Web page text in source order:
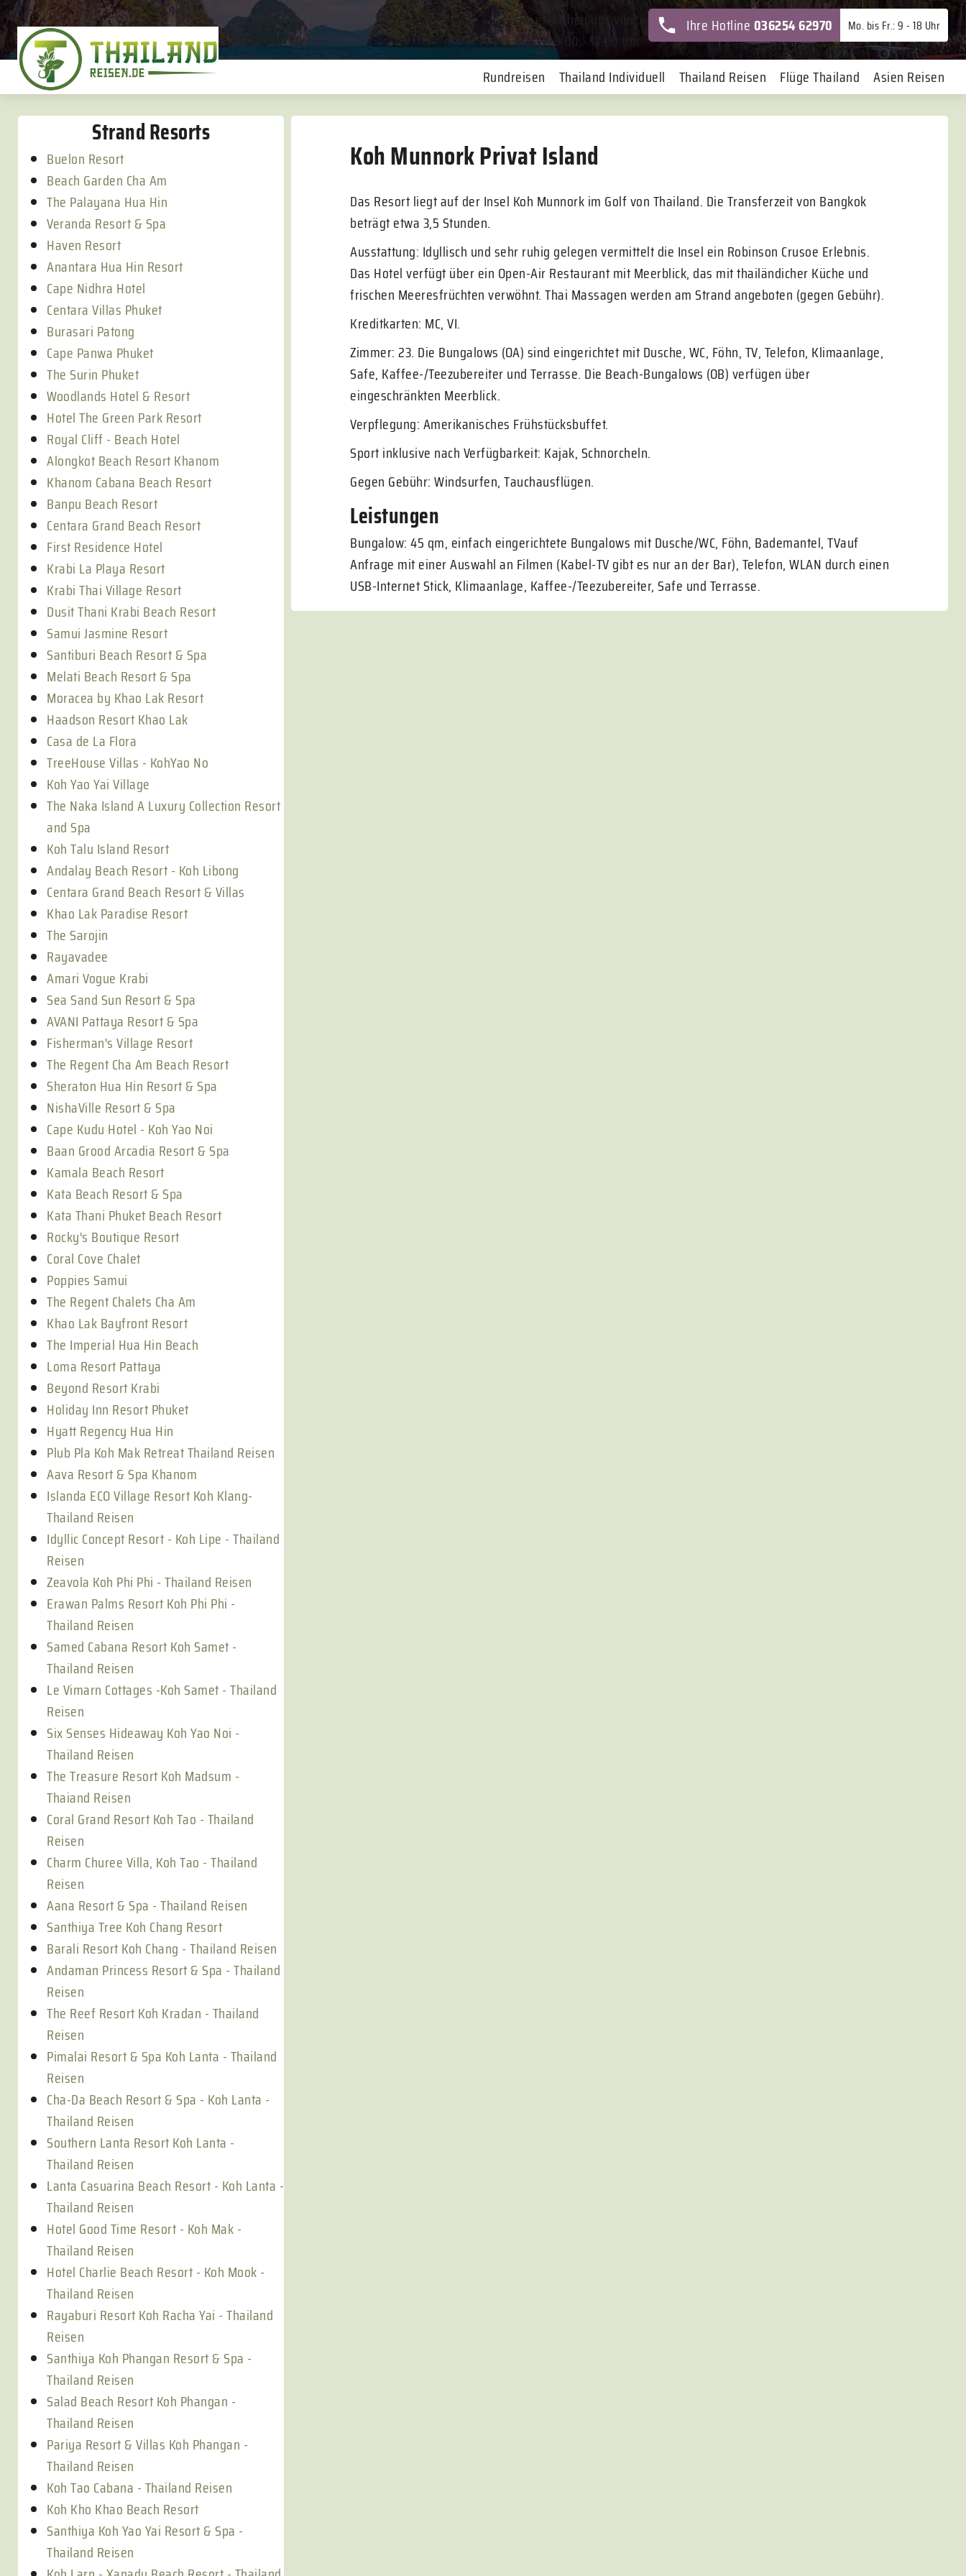
Sie erreichen uns von
Mo-Fr. 9:00 - 17:00 Uhr
Ihre Hotline036254 62970 Mo. bis Fr.: 9 - 18 Uhr
Rundreisen Thailand Individuell Thailand Reisen Flüge Thailand Asien Reisen
Strand Resorts
Buelon Resort
Beach Garden Cha Am
The Palayana Hua Hin
Veranda Resort & Spa
Haven Resort
Anantara Hua Hin Resort
Cape Nidhra Hotel
Centara Villas Phuket
Burasari Patong
Cape Panwa Phuket
The Surin Phuket
Woodlands Hotel & Resort
Hotel The Green Park Resort
Royal Cliff - Beach Hotel
Alongkot Beach Resort Khanom
Khanom Cabana Beach Resort
Banpu Beach Resort
Centara Grand Beach Resort
First Residence Hotel
Krabi La Playa Resort
Krabi Thai Village Resort
Dusit Thani Krabi Beach Resort
Samui Jasmine Resort
Santiburi Beach Resort & Spa
Melati Beach Resort & Spa
Moracea by Khao Lak Resort
Haadson Resort Khao Lak
Casa de La Flora
TreeHouse Villas - KohYao No
Koh Yao Yai Village
The Naka Island A Luxury Collection Resort
and Spa
Koh Talu Island Resort
Andalay Beach Resort - Koh Libong
Centara Grand Beach Resort & Villas
Khao Lak Paradise Resort
The Sarojin
Rayavadee
Amari Vogue Krabi
Sea Sand Sun Resort & Spa
AVANI Pattaya Resort & Spa
Fisherman's Village Resort
The Regent Cha Am Beach Resort
Sheraton Hua Hin Resort & Spa
NishaVille Resort & Spa
Cape Kudu Hotel - Koh Yao Noi
Baan Grood Arcadia Resort & Spa
Kamala Beach Resort
Kata Beach Resort & Spa
Kata Thani Phuket Beach Resort
Rocky's Boutique Resort
Coral Cove Chalet
Poppies Samui
The Regent Chalets Cha Am
Khao Lak Bayfront Resort
The Imperial Hua Hin Beach
Loma Resort Pattaya
Beyond Resort Krabi
Holiday Inn Resort Phuket
Hyatt Regency Hua Hin
Plub Pla Koh Mak Retreat Thailand Reisen
Aava Resort & Spa Khanom
Islanda ECO Village Resort Koh Klang-
Thailand Reisen
Idyllic Concept Resort - Koh Lipe - Thailand
Reisen
Zeavola Koh Phi Phi - Thailand Reisen
Erawan Palms Resort Koh Phi Phi -
Thailand Reisen
Samed Cabana Resort Koh Samet -
Thailand Reisen
Le Vimarn Cottages -Koh Samet - Thailand
Reisen
Six Senses Hideaway Koh Yao Noi -
Thailand Reisen
The Treasure Resort Koh Madsum -
Thaiand Reisen
Coral Grand Resort Koh Tao - Thailand
Reisen
Charm Churee Villa, Koh Tao - Thailand
Reisen
Aana Resort & Spa - Thailand Reisen
Santhiya Tree Koh Chang Resort
Barali Resort Koh Chang - Thailand Reisen
Andaman Princess Resort & Spa - Thailand
Reisen
The Reef Resort Koh Kradan - Thailand
Reisen
Pimalai Resort & Spa Koh Lanta - Thailand
Reisen
Cha-Da Beach Resort & Spa - Koh Lanta -
Thailand Reisen
Southern Lanta Resort Koh Lanta -
Thailand Reisen
Lanta Casuarina Beach Resort - Koh Lanta -
Thailand Reisen
Hotel Good Time Resort - Koh Mak -
Thailand Reisen
Hotel Charlie Beach Resort - Koh Mook -
Thailand Reisen
Rayaburi Resort Koh Racha Yai - Thailand
Reisen
Santhiya Koh Phangan Resort & Spa -
Thailand Reisen
Salad Beach Resort Koh Phangan -
Thailand Reisen
Pariya Resort & Villas Koh Phangan -
Thailand Reisen
Koh Tao Cabana - Thailand Reisen
Koh Kho Khao Beach Resort
Santhiya Koh Yao Yai Resort & Spa -
Thailand Reisen
Koh Munnork Privat Island
Das Resort liegt auf der Insel Koh Munnork im Golf von Thailand. Die Transferzeit von Bangkok
beträgt etwa 3,5 Stunden.
Ausstattung: Idyllisch und sehr ruhig gelegen vermittelt die Insel ein Robinson Crusoe Erlebnis.
Das Hotel verfügt über ein Open-Air Restaurant mit Meerblick, das mit thailändicher Küche und
frischen Meeresfrüchten verwöhnt. Thai Massagen werden am Strand angeboten (gegen Gebühr).
Kreditkarten: MC, VI.
Zimmer: 23. Die Bungalows (OA) sind eingerichtet mit Dusche, WC, Föhn, TV, Telefon, Klimaanlage,
Safe, Kaffee-/Teezubereiter und Terrasse. Die Beach-Bungalows (OB) verfügen über
eingeschränkten Meerblick.
Verpflegung: Amerikanisches Frühstücksbuffet.
Sport inklusive nach Verfügbarkeit: Kajak, Schnorcheln.
Gegen Gebühr: Windsurfen, Tauchausflügen.
Leistungen
Bungalow: 45 qm, einfach eingerichtete Bungalows mit Dusche/WC, Föhn, Bademantel, TVauf
Anfrage mit einer Auswahl an Filmen (Kabel-TV gibt es nur an der Bar), Telefon, WLAN durch einen
USB-Internet Stick, Klimaanlage, Kaffee-/Teezubereiter, Safe und Terrasse.